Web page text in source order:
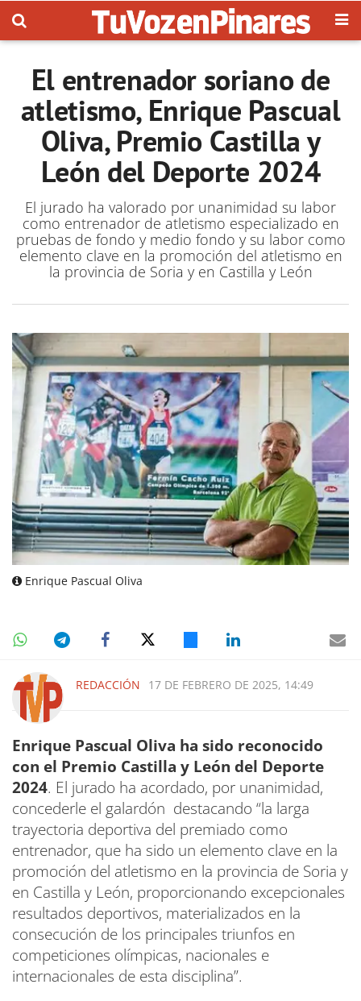
El entrenador soriano de
atletismo, Enrique Pascual
Oliva, Premio Castilla y
León del Deporte 2024
El jurado ha valorado por unanimidad su labor
como entrenador de atletismo especializado en
pruebas de fondo y medio fondo y su labor como
elemento clave en la promoción del atletismo en
la provincia de Soria y en Castilla y León
Enrique Pascual Oliva
REDACCIÓN 17 DE FEBRERO DE 2025, 14:49
Enrique Pascual Oliva ha sido reconocido
con el Premio Castilla y León del Deporte
2024. El jurado ha acordado, por unanimidad,
concederle el galardón destacando “la larga
trayectoria deportiva del premiado como
entrenador, que ha sido un elemento clave en la
promoción del atletismo en la provincia de Soria y
en Castilla y León, proporcionando excepcionales
resultados deportivos, materializados en la
consecución de los principales triunfos en
competiciones olímpicas, nacionales e
internacionales de esta disciplina”.